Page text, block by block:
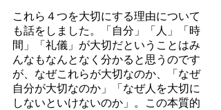
これら４つを大切にする理由について
も話をしました。「自分」「人」「時
間」「礼儀」が大切だということはみ
んなもなんとなく分かると思うのです
が、なぜこれらが大切なのか、「なぜ
自分が大切なのか」「なぜ人を大切に
しないといけないのか」。この本質的